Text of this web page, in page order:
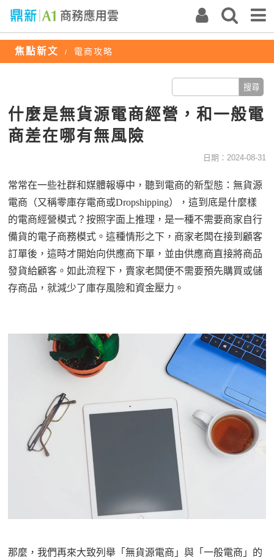
焦點新文 / 電商攻略
什麼是無貨源電商經營，和一般電
商差在哪有無風險
日期：2024-08-31
常常在一些社群和媒體報導中，聽到電商的新型態：無貨源
電商（又稱零庫存電商或Dropshipping），這到底是什麼樣
的電商經營模式？按照字面上推理，是一種不需要商家自行
備貨的電子商務模式。這種情形之下，商家老闆在接到顧客
訂單後，這時才開始向供應商下單，並由供應商直接將商品
發貨給顧客。如此流程下，賣家老闆便不需要預先購買或儲
存商品，就減少了庫存風險和資金壓力。
那麼，我們再來大致列舉「無貨源電商」與「一般電商」的